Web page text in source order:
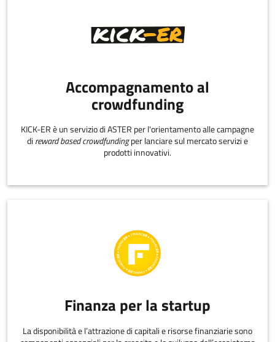
Accompagnamento al
crowdfunding
KICK-ER è un servizio di ASTER per l'orientamento alle campagne
di reward based crowdfundingper lanciare sul mercato servizi e
prodotti innovativi.
Finanza per la startup
La disponibilità e l’attrazione di capitali e risorse finanziarie sono